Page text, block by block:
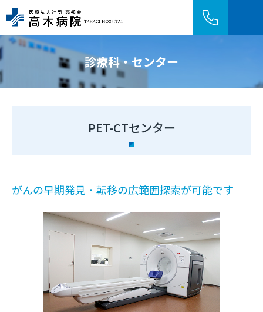
アクセス 採用情報
診療科・センター
病院紹介
医療関係者の方へ
当院のがん診療
診療科・センター
PET-CTセンター
がんの早期発見・転移の広範囲探索が可能です